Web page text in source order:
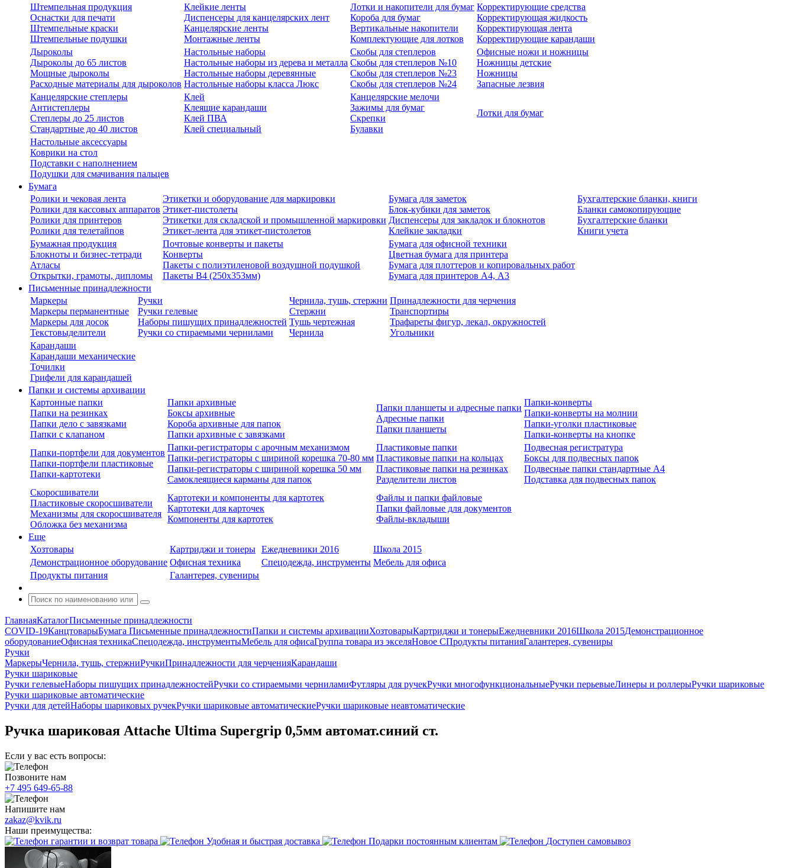
Штемпельная продукция
Оснастки для печати
Штемпельные краски
Штемпельные подушки
Клейкие ленты
Диспенсеры для канцелярских лент
Канцелярские ленты
Монтажные ленты
Лотки и накопители для бумаг
Короба для бумаг
Вертикальные накопители
Комплектующие для лотков
Корректирующие средства
Корректирующая жидкость
Корректирующая лента
Корректирующие карандаши
Дыроколы
Дыроколы до 65 листов
Мощные дыроколы
Расходные материалы для дыроколов
Настольные наборы
Настольные наборы из дерева и металла
Настольные наборы деревянные
Настольные наборы класса Люкс
Скобы для степлеров
Скобы для степлеров №10
Скобы для степлеров №23
Скобы для степлеров №24
Офисные ножи и ножницы
Ножницы детские
Ножницы
Запасные лезвия
Канцелярские степлеры
Антистеплеры
Степлеры до 25 листов
Стандартные до 40 листов
Клей
Клеящие карандаши
Клей ПВА
Клей специальный
Канцелярские мелочи
Зажимы для бумаг
Скрепки
Булавки
Лотки для бумаг
Настольные аксессуары
Коврики на стол
Подставки с наполнением
Подушки для смачивания пальцев
Бумага
Ролики и чековая лента
Ролики для кассовых аппаратов
Ролики для принтеров
Ролики для телетайпов
Этикетки и оборудование для маркировки
Этикет-пистолеты
Этикетки для складской и промышленной маркировки
Этикет-лента для этикет-пистолетов
Бумага для заметок
Блок-кубики для заметок
Диспенсеры для закладок и блокнотов
Клейкие закладки
Бухгалтерские бланки, книги
Бланки самокопирующие
Бухгалтерские бланки
Книги учета
Бумажная продукция
Блокноты и бизнес-тетради
Атласы
Открытки, грамоты, дипломы
Почтовые конверты и пакеты
Конверты
Пакеты с полиэтиленовой воздушной подушкой
Пакеты В4 (250х353мм)
Бумага для офисной техники
Цветная бумага для принтера
Бумага для плоттеров и копировальных работ
Бумага для принтеров А4, А3
Письменные принадлежности
Маркеры
Маркеры перманентные
Маркеры для досок
Текстовыделители
Ручки
Ручки гелевые
Наборы пишущих принадлежностей
Ручки со стираемыми чернилами
Чернила, тушь, стержни
Стержни
Тушь чертежная
Чернила
Принадлежности для черчения
Транспортиры
Трафареты фигур, лекал, окружностей
Угольники
Карандаши
Карандаши механические
Точилки
Грифели для карандашей
Папки и системы архивации
Картонные папки
Папки на резинках
Папки дело с завязками
Папки с клапаном
Папки архивные
Боксы архивные
Короба архивные для папок
Папки архивные с завязками
Папки планшеты и адресные папки
Адресные папки
Папки планшеты
Папки-конверты
Папки-конверты на молнии
Папки-уголки пластиковые
Папки-конверты на кнопке
Папки-портфели для документов
Папки-портфели пластиковые
Папки-картотеки
Папки-регистраторы с арочным механизмом
Папки-регистраторы с шириной корешка 70-80 мм
Папки-регистраторы с шириной корешка 50 мм
Самоклеящиеся карманы для папок
Пластиковые папки
Пластиковые папки на кольцах
Пластиковые папки на резинках
Разделители листов
Подвесная регистратура
Боксы для подвесных папок
Подвесные папки стандартные А4
Подставка для подвесных папок
Скоросшиватели
Пластиковые скоросшиватели
Механизмы для скоросшивателя
Обложка без механизма
Картотеки и компоненты для картотек
Картотеки для карточек
Компоненты для картотек
Файлы и папки файловые
Папки файловые для документов
Файлы-вкладыши
Еще
Хозтовары
Картриджи и тонеры Ежедневники 2016
Школа 2015
Демонстрационное оборудование Офисная техника Спецодежда, инструменты Мебель для офиса
Продукты питания
Галантерея, сувениры
ГлавнаяКаталогПисьменные принадлежности
COVID-19КанцтоварыБумага Письменные принадлежностиПапки и системы архивацииХозтоварыКартриджи и тонерыЕжедневники 2016Школа 2015Демонстрационное
оборудованиеОфисная техникаСпецодежда, инструментыМебель для офисаГруппа товара из экселяНовое СПродукты питанияГалантерея, сувениры
Ручки
МаркерыЧернила, тушь, стержниРучкиПринадлежности для черченияКарандаши
Ручки шариковые
Ручки гелевыеНаборы пишущих принадлежностейРучки со стираемыми черниламиФутляры для ручекРучки многофункциональныеРучки перьевыеЛинеры и роллерыРучки шариковые
Ручки шариковые автоматические
Ручки для детейНаборы шариковых ручекРучки шариковые автоматическиеРучки шариковые неавтоматические
Ручка шариковая Attache Ultima Supergrip 0,5мм автомат.синий ст.
Если у вас есть вопросы:
Позвоните нам
+7 495 649-65-88
Напишите нам
zakaz@kvik.ru
Наши преимущества:
гарантии и возврат товара
Удобная и быстрая доставка Подарки постоянным клиентам Доступен самовывоз